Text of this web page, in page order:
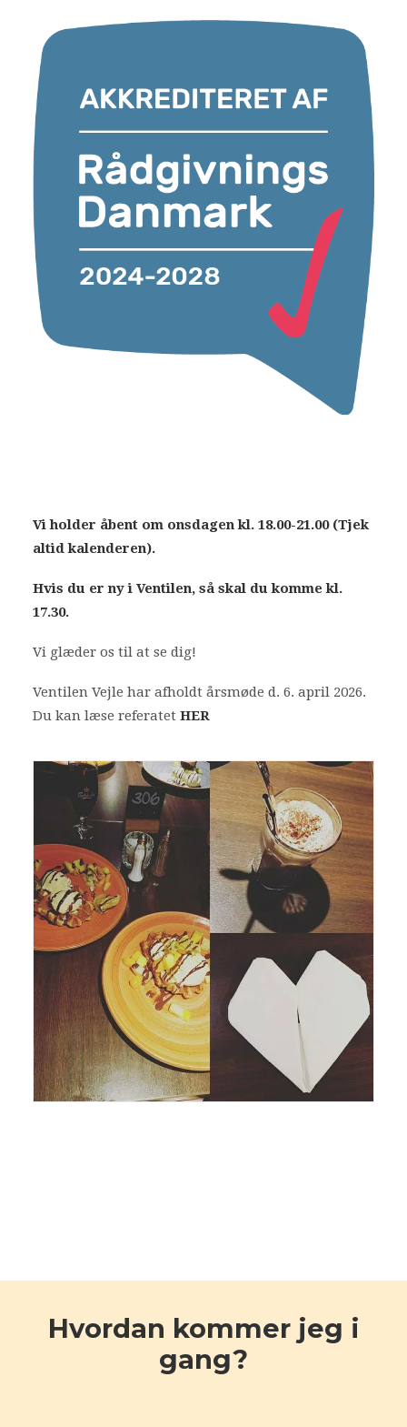
Vi holder åbent om onsdagen kl. 18.00-21.00 (Tjek
altid kalenderen).
Hvis du er ny i Ventilen, så skal du komme kl.
17.30.
Vi glæder os til at se dig!
Ventilen Vejle har afholdt årsmøde d. 6. april 2026.
Du kan læse referatet HER
Hvordan kommer jeg i
gang?